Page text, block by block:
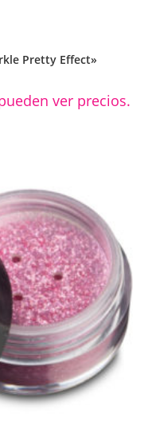
Pretty Effect»
ver precios.